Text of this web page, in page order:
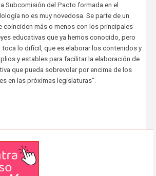
Subcomisión del Pacto formada en el
no es muy novedosa. Se parte de un
coinciden más o menos con los principales
educativas que ya hemos conocido, pero
toca lo difícil, que es elaborar los contenidos y
y estables para facilitar la elaboración de
que pueda sobrevolar por encima de los
en las próximas legislaturas”.